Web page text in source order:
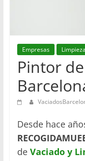
Empresas
Pintor
Desde hace
de Vaciado y